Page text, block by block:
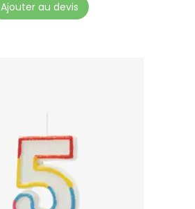
Ajouter au devis